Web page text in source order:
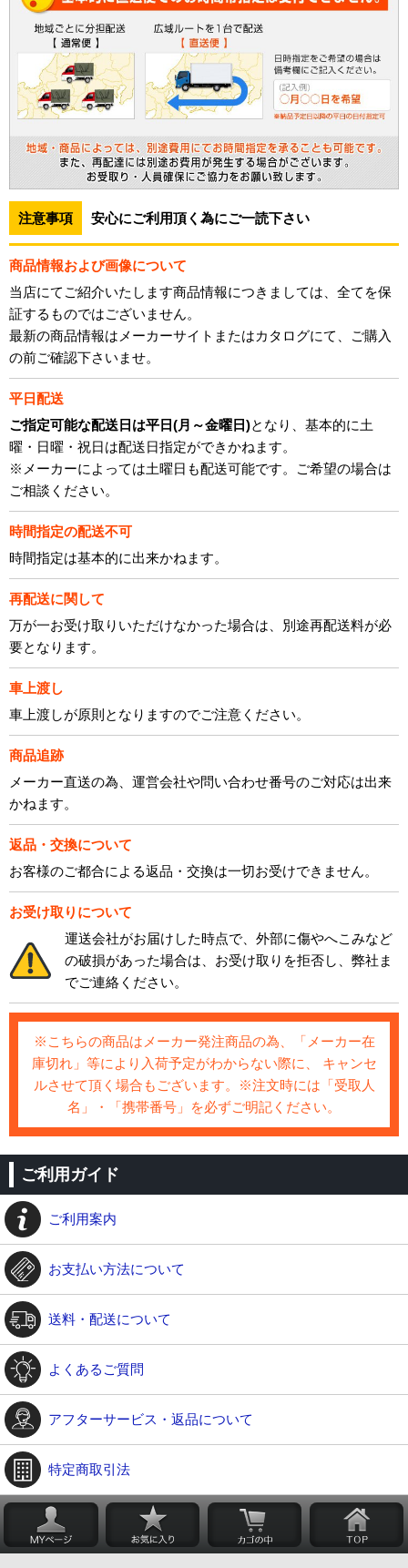
注意事項 安心にご利用頂く為にご一読下さい
商品情報および画像について
当店にてご紹介いたします商品情報につきましては、全てを保
証するものではございません。
最新の商品情報はメーカーサイトまたはカタログにて、ご購入
の前ご確認下さいませ。
平日配送
ご指定可能な配送日は平日(月～金曜日)となり、基本的に土
曜・日曜・祝日は配送日指定ができかねます。
※メーカーによっては土曜日も配送可能です。ご希望の場合は
ご相談ください。
時間指定の配送不可
時間指定は基本的に出来かねます。
再配送に関して
万が一お受け取りいただけなかった場合は、別途再配送料が必
要となります。
車上渡し
車上渡しが原則となりますのでご注意ください。
商品追跡
メーカー直送の為、運営会社や問い合わせ番号のご対応は出来
かねます。
返品・交換について
お客様のご都合による返品・交換は一切お受けできません。
お受け取りについて
運送会社がお届けした時点で、外部に傷やへこみなど
の破損があった場合は、お受け取りを拒否し、弊社ま
でご連絡ください。
※こちらの商品はメーカー発注商品の為、「メーカー在
庫切れ」等により入荷予定がわからない際に、 キャンセ
ルさせて頂く場合もございます。※注文時には「受取人
名」・「携帯番号」を必ずご明記ください。
ご利用ガイド
ご利用案内
お支払い方法について
送料・配送について
よくあるご質問
アフターサービス・返品について
特定商取引法